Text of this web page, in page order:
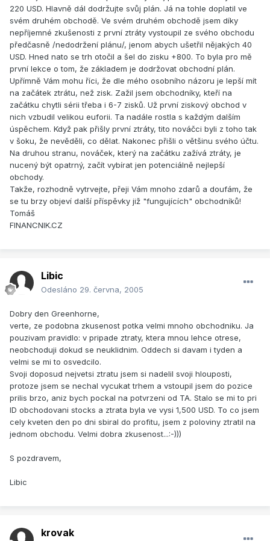
220 USD. Hlavně dál dodržujte svůj plán. Já na tohle doplatil ve
svém druhém obchodě. Ve svém druhém obchodě jsem díky
nepříjemné zkušenosti z první ztráty vystoupil ze svého obchodu
předčasně /nedodržení plánu/, jenom abych ušetřil nějakých 40
USD. Hned nato se trh otočil a šel do zisku +800. To byla pro mě
první lekce o tom, že základem je dodržovat obchodní plán.
Upřímně Vám mohu říci, že dle mého osobního názoru je lepší mít
na začátek ztrátu, než zisk. Zažil jsem obchodníky, kteří na
začátku chytli sérii třeba i 6-7 zisků. Už první ziskový obchod v
nich vzbudil velikou euforii. Ta nadále rostla s každým dalším
úspěchem. Když pak přišly první ztráty, tito nováčci byli z toho tak
v šoku, že nevěděli, co dělat. Nakonec přišli o většinu svého účtu.
Na druhou stranu, nováček, který na začátku zažívá ztráty, je
nucený být opatrný, začít vybírat jen potenciálně nejlepší
obchody.
Takže, rozhodně vytrvejte, přeji Vám mnoho zdarů a doufám, že
se tu brzy objeví další příspěvky již "fungujících" obchodníků!
Tomáš
FINANCNIK.CZ
Libic
Odesláno 29. června, 2005
Dobry den Greenhorne,
verte, ze podobna zkusenost potka velmi mnoho obchodniku. Ja
pouzivam pravidlo: v pripade ztraty, ktera mnou lehce otrese,
neobchoduji dokud se neuklidnim. Oddech si davam i tyden a
velmi se mi to osvedcilo.
Svoji doposud nejvetsi ztratu jsem si nadelil svoji hlouposti,
protoze jsem se nechal vycukat trhem a vstoupil jsem do pozice
prilis brzo, aniz bych pockal na potvrzeni od TA. Stalo se mi to pri
ID obchodovani stocks a ztrata byla ve vysi 1,500 USD. To co jsem
cely kveten den po dni sbiral do profitu, jsem z poloviny ztratil na
jednom obchodu. Velmi dobra zkusenost...:-)))
S pozdravem,
Libic
krovak